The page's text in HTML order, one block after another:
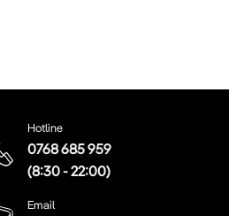
Hotline
0768 685 959
(8:30 - 22:00)
Email